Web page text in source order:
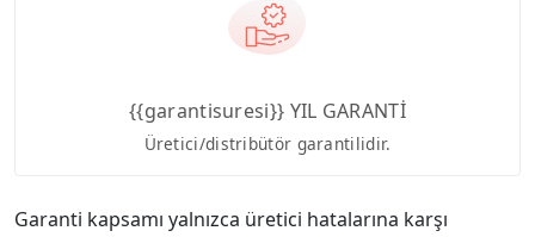
{{garantisuresi}} YIL GARANTİ
Üretici/distribütör garantilidir.
Garanti kapsamı yalnızca üretici hatalarına karşı